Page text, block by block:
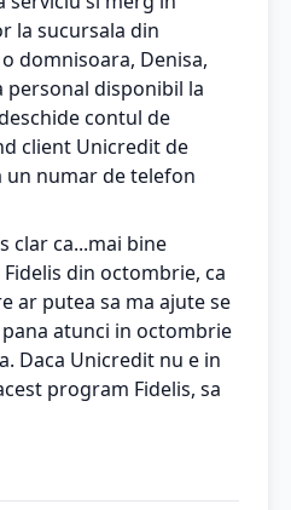
la sucursala din
domnisoara, Denisa,
personal disponibil la
contul de
client Unicredit de
un numar de telefon
clar ca...mai bine
din octombrie, ca
ar putea sa ma ajute se
atunci in octombrie
Daca Unicredit nu e in
program Fidelis, sa